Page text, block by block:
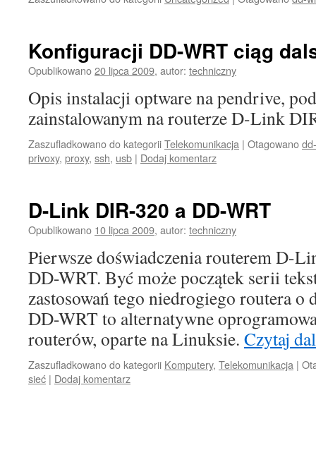
Konfiguracji DD-WRT ciąg
Opublikowano20 lipca 2009, autor: techniczny
Opis instalacji optware na pendrive,
zainstalowanym na routerze D-Link
Zaszufladkowano do kategoriiTelekomunikacja | Otagowano
privoxy, proxy, ssh, usb | Dodaj komentarz
D-Link DIR-320 a DD-WRT
Opublikowano 10 lipca 2009, autor: techniczny
Pierwsze doświadczenia routerem D-
DD-WRT. Być może początek serii
zastosowań tego niedrogiego routera o
DD-WRT to alternatywne
routerów, oparte na Linuksie. Czytaj
Zaszufladkowano do kategorii Komputery, Telekomunikacja |
sieć | Dodaj komentarz